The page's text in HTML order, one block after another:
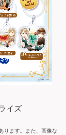
イズ
ります。また、画像な